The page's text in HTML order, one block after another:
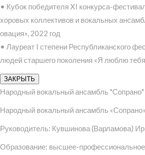
• Кубок победителя XI конкурса-
хоровых коллективов и вокальных
овация», 2022 год
• Лауреат I степени Республиканского
людей старшего поколения «Я люблю
ЗАКРЫТЬ
Народный вокальный ансамбль "Сопрано"
Народный вокальный ансамбль «Сопрано»
Руководитель: Кувшинова (Варламова)
Образование: высшее-